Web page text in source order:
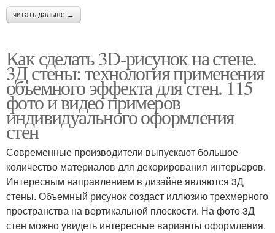
Стен под роспись Стены под нанесение
Рисунки в разных
комнатах
Стен в интерьере
читать дальше →
Как сделать 3D-рисунок на стене.
3Д стены: технология применения
объемного эффекта для стен. 115
фото и видео примеров
индивидуального оформления
стен
Современные производители выпускают большое
количество материалов для декорирования интерьеров.
Интересным направлением в дизайне являются 3Д
стены. Объемный рисунок создаст иллюзию трехмерного
пространства на вертикальной плоскости. На фото 3Д
стен можно увидеть интересные варианты оформления.